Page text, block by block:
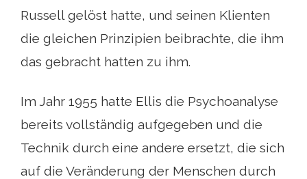
Russell gelöst hatte, und seinen Klienten
die gleichen Prinzipien beibrachte, die ihm
das gebracht hatten zu ihm.
Im Jahr 1955 hatte Ellis die Psychoanalyse
bereits vollständig aufgegeben und die
Technik durch eine andere ersetzt, die sich
auf die Veränderung der Menschen durch